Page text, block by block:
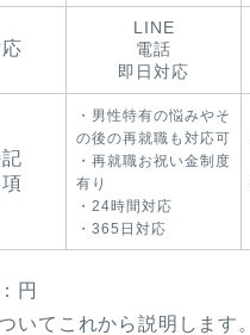
LINE
電話
即日対応
・男性特有の悩みやそ
の後の再就職も対応可
・再就職お祝い金制度
有り
・24時間対応
・365日対応
円
いてこれから説明します。